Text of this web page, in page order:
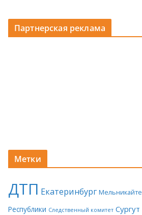
Партнерская реклама
Метки
ДТП Екатеринбург Мельникайте
Республики Следственный комитет Сургут